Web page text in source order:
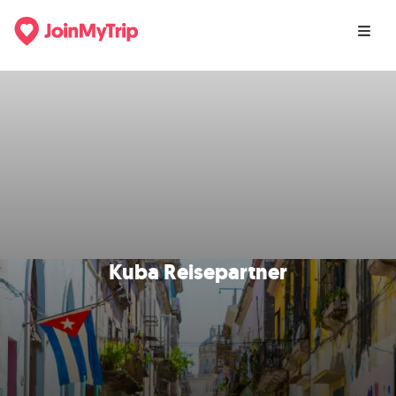
Kuba Reisepartner